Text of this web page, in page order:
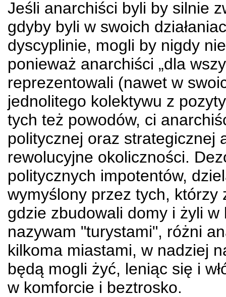
Jeśli anarchiści byli by silnie
gdyby byli w swoich
dyscyplinie, mogli by nigdy
ponieważ anarchiści „dla
reprezentowali (nawet w
jednolitego kolektywu z
tych też powodów, ci
politycznej oraz strategicznej
rewolucyjne okoliczności.
politycznych impotentów,
wymyślony przez tych, którzy
gdzie zbudowali domy i żyli
nazywam "turystami", różni
kilkoma miastami, w nadziej
będą mogli żyć, leniąc się i
w komforcie i beztrosko.